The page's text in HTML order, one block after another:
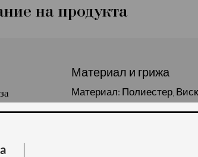
на продукта
Материал и грижа
Материал: Полиестер,